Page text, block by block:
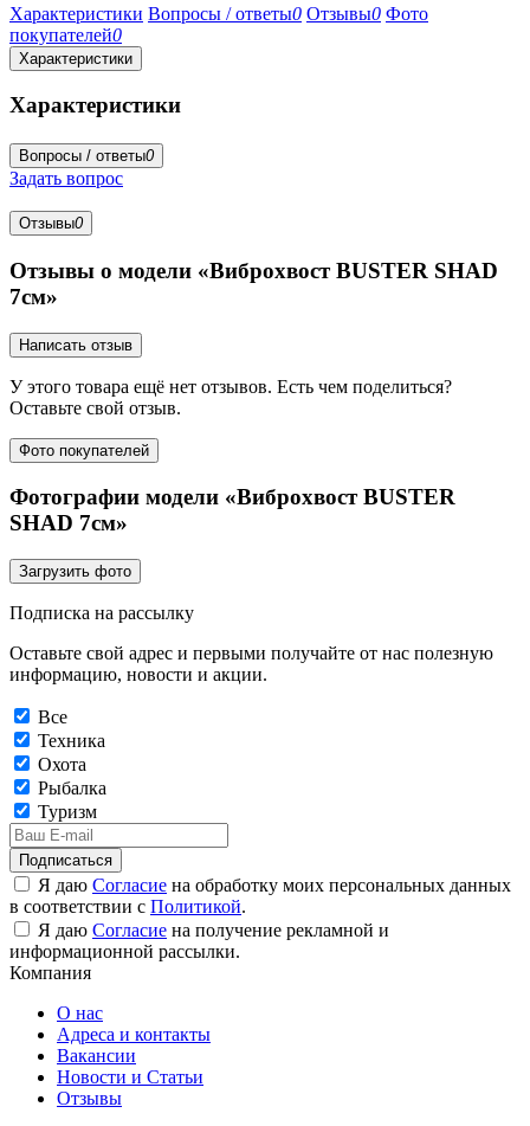
Характеристики Вопросы / ответы0 Отзывы0 Фото
покупателей0
Характеристики
Характеристики
Вопросы / ответы0
Задать вопрос
Отзывы0
Отзывы о модели «Виброхвост BUSTER SHAD
7см»
Написать отзыв
У этого товара ещё нет отзывов. Есть чем поделиться?
Оставьте свой отзыв.
Фото покупателей
Фотографии модели «Виброхвост BUSTER
SHAD 7см»
Загрузить фото
Подписка на рассылку
Оставьте свой адрес и первыми получайте от нас полезную
информацию, новости и акции.
Все
Техника
Охота
Рыбалка
Туризм
Подписаться
Я даю Согласие на обработку моих персональных данных
в соответствии с Политикой.
Я даю Согласие на получение рекламной и
информационной рассылки.
Компания
О нас
Адреса и контакты
Вакансии
Новости и Статьи
Отзывы